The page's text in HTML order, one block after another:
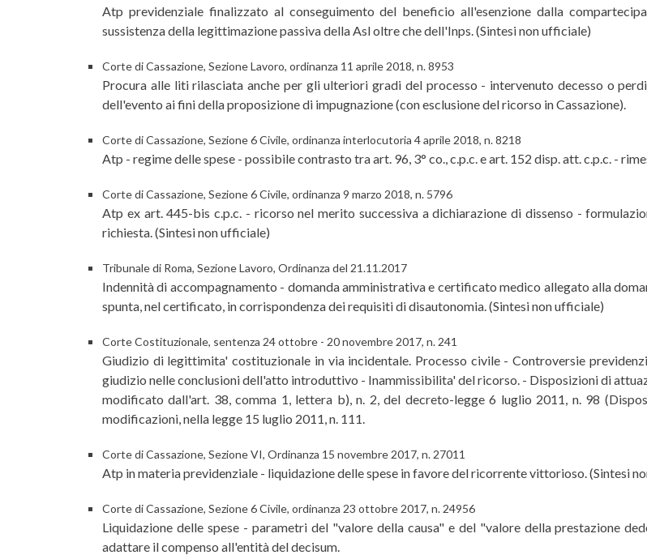
Atp previdenziale finalizzato al conseguimento del beneficio all'esenzione dalla
sussistenza della legittimazione passiva della Asl oltre che dell'Inps. (Sintesi non ufficiale)
Corte di Cassazione, Sezione Lavoro, ordinanza 11 aprile 2018, n. 8953
Procura alle liti rilasciata anche per gli ulteriori gradi del processo - intervenuto decesso o
dell'evento ai fini della proposizione di impugnazione (con esclusione del ricorso in Cassazione).
Corte di Cassazione, Sezione 6 Civile, ordinanza interlocutoria 4 aprile 2018, n. 8218
Atp - regime delle spese - possibile contrasto tra art. 96, 3° co., c.p.c. e art. 152 disp. att. c.p.c. -
Corte di Cassazione, Sezione 6 Civile, ordinanza 9 marzo 2018, n. 5796
Atp ex art. 445-bis c.p.c. - ricorso nel merito successiva a dichiarazione di dissenso -
richiesta. (Sintesi non ufficiale)
Tribunale di Roma, Sezione Lavoro, Ordinanza del 21.11.2017
Indennità di accompagnamento - domanda amministrativa e certificato medico allegato alla
spunta, nel certificato, in corrispondenza dei requisiti di disautonomia. (Sintesi non ufficiale)
Corte Costituzionale, sentenza 24 ottobre - 20 novembre 2017, n. 241
Giudizio di legittimita' costituzionale in via incidentale. Processo civile - Controversie
giudizio nelle conclusioni dell'atto introduttivo - Inammissibilita' del ricorso. - Disposizioni di
modificato dall'art. 38, comma 1, lettera b), n. 2, del decreto-legge 6 luglio 2011, n. 98
modificazioni, nella legge 15 luglio 2011, n. 111.
Corte di Cassazione, Sezione VI, Ordinanza 15 novembre 2017, n. 27011
Atp in materia previdenziale - liquidazione delle spese in favore del ricorrente vittorioso. (Sintesi
Corte di Cassazione, Sezione 6 Civile, ordinanza 23 ottobre 2017, n. 24956
Liquidazione delle spese - parametri del "valore della causa" e del "valore della prestazione
adattare il compenso all'entità del decisum.